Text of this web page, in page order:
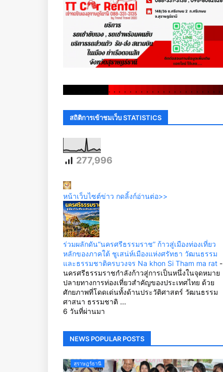
. . . . . . . . . . . . . . . . . . . . .
สถิติการเข้าชมเว็บ STATISTICS
277,996
หน้าเว็บไซต์ข่าว กดลิ้งก์อ่านต่อ>>
ร่วมผลักดัน“นครศรีธรรมราช” ก้าวสู่เมืองท่องเที่ยว
หลักของภาคใต้ ชูเสน่ห์เมืองแห่งศรัทธา วัฒนธรรม
และธรรมชาติครบวงจร Na khon Si Tham ma rat -
นครศรีธรรมราชกำลังก้าวสู่การเป็นหนึ่งในจุดหมาย
ปลายทางการท่องเที่ยวสำคัญของประเทศไทย ด้วย
ศักยภาพที่โดดเด่นทั้งด้านประวัติศาสตร์ วัฒนธรรม
ศาสนา ธรรมชาติ ...
6 วันที่ผ่านมา
NEWS POPULAR POSTS
สุราษฎร์ธานี